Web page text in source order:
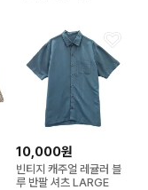
10,000원
빈티지 캐주얼 레귤러 블
루 반팔 셔츠 LARGE